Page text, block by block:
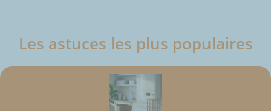
Les astuces les plus populaires